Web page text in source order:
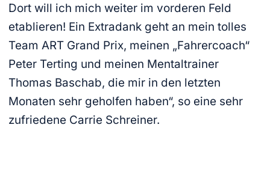
Dort will ich mich weiter im vorderen Feld
etablieren! Ein Extradank geht an mein tolles
Team ART Grand Prix, meinen „Fahrercoach“
Peter Terting und meinen Mentaltrainer
Thomas Baschab, die mir in den letzten
Monaten sehr geholfen haben“, so eine sehr
zufriedene Carrie Schreiner.